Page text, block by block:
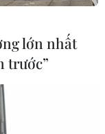
lớn nhất
trước”